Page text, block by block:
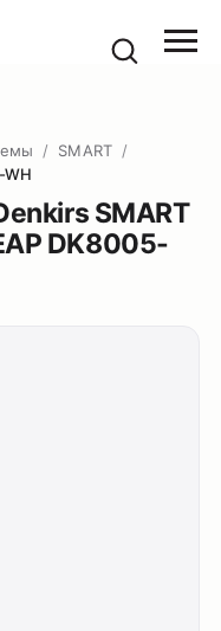
/ SMART /
WH
SMART
DK8005-